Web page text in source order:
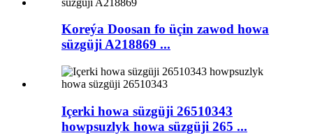
Koreýa Doosan fo üçin zawod howa
süzgüji A218869 ...
Içerki howa süzgüji 26510343
howpsuzlyk howa süzgüji 265 ...